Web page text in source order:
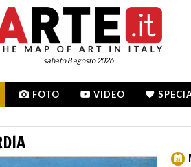
sabato 8 agosto 2026
FOTO VIDEO